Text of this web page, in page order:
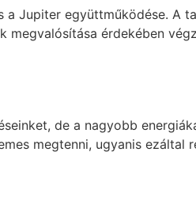
Jupiter együttműködése. A
érdekében
de a nagyobb
megtenni, ugyanis ezáltal